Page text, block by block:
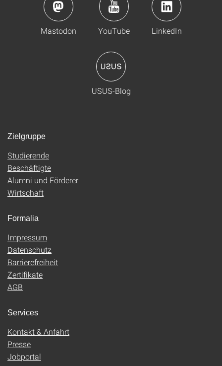
Mastodon YouTube LinkedIn
USUS-Blog
Zielgruppe
Studierende
Beschäftigte
Alumni und Förderer
Wirtschaft
Formalia
Impressum
Datenschutz
Barrierefreiheit
Zertifikate
AGB
Services
Kontakt & Anfahrt
Presse
Jobportal